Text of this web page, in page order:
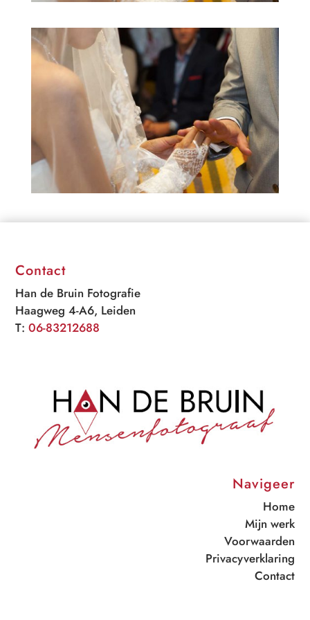
Contact
Han de Bruin Fotografie
Haagweg 4-A6, Leiden
T:06-83212688
Navigeer
Home
Mijn werk
Voorwaarden
Privacyverklaring
Contact